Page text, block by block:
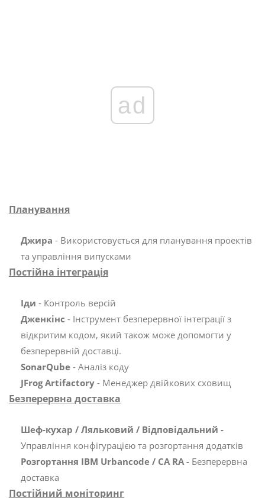
ad
Планування
Джира - Використовується для планування проектів
та управління випусками
Постійна інтеграція
Іди - Контроль версій
Дженкінс - Інструмент безперервної інтеграції з
відкритим кодом, який також може допомогти у
безперервній доставці.
SonarQube - Аналіз коду
JFrog Artifactory - Менеджер двійкових сховищ
Безперервна доставка
Шеф-кухар / Ляльковий / Відповідальний -
Управління конфігурацією та розгортання додатків
Розгортання IBM Urbancode / CA RA - Безперервна
доставка
Постійний моніторинг